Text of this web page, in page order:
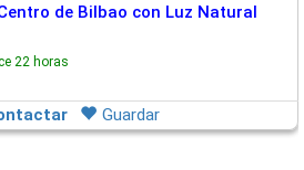
de Bilbao con Luz Natural
22 horas
Guardar